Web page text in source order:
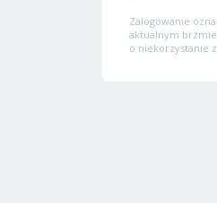
Zalogowanie
aktualnym
o niekorzystanie